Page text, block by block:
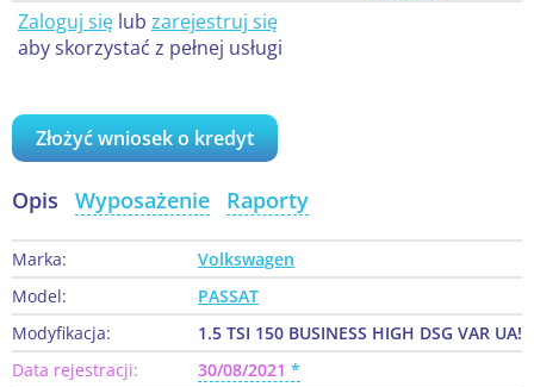
Zaloguj się lub zarejestruj się
aby skorzystać z pełnej usługi
Złożyć wniosek o kredyt
Opis Wyposażenie Raporty
Marka:
Volkswagen
Model:
PASSAT
Modyfikacja:
1.5 TSI 150 BUSINESS HIGH DSG VAR UA!
Data rejestracji:
30/08/2021